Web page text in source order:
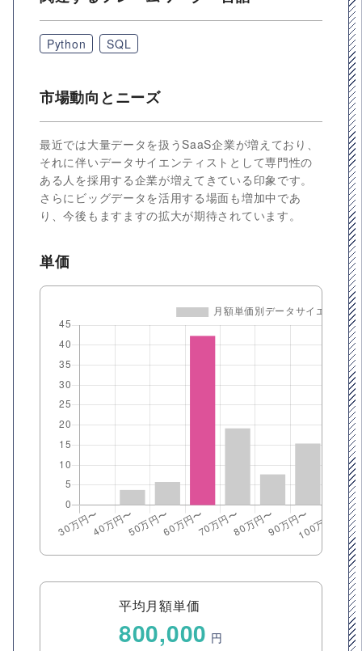
Python SQL
市場動向とニーズ
最近では大量データを扱うSaaS企業が増えており、
それに伴いデータサイエンティストとして専門性の
ある人を採用する企業が増えてきている印象です。
さらにビッグデータを活用する場面も増加中であ
り、今後もますますの拡大が期待されています。
単価
平均月額単価
800,000 円